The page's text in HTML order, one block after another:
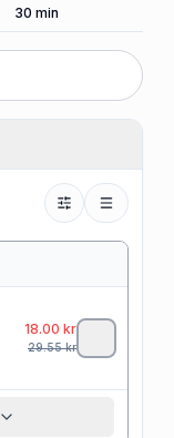
30 min
18.00 kr
29.55kr